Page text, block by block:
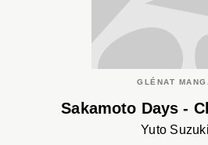
GLÉNAT
Sakamoto Days -
Yuto Suzuki